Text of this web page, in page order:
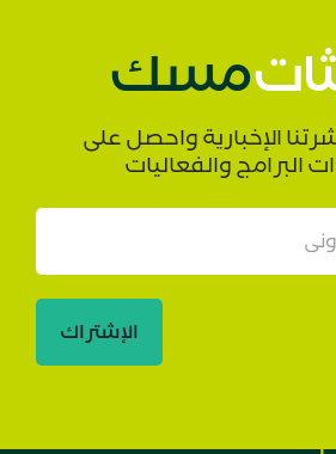
مسك
الإخبارية واحصل على
البرامج والفعاليات
الإشتراك